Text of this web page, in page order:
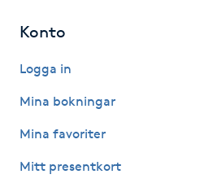
Kinesiologi
Konto
Logga in
Mina bokningar
Mina favoriter
Mitt presentkort